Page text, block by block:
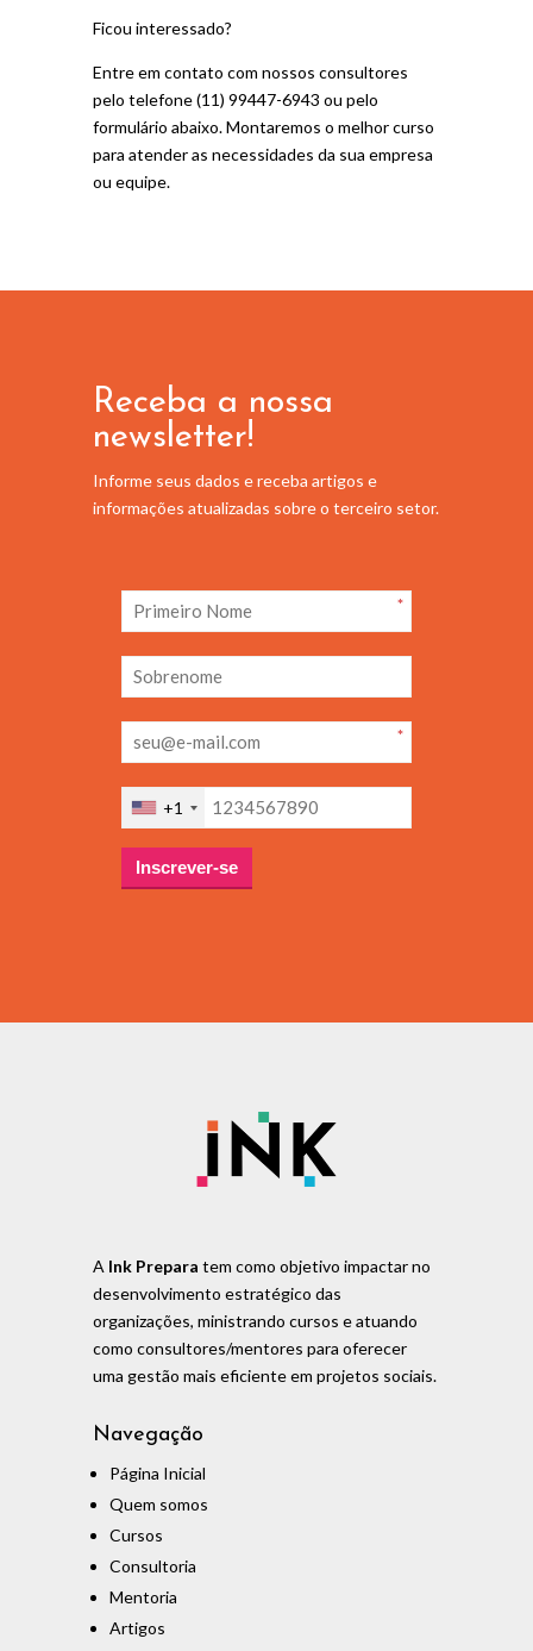
Ficou interessado?
Entre em contato com nossos consultores
pelo telefone (11) 99447-6943 ou pelo
formulário abaixo. Montaremos o melhor curso
para atender as necessidades da sua empresa
ou equipe.
Receba a nossa
newsletter!
Informe seus dados e receba artigos e
informações atualizadas sobre o terceiro setor.
*
*
+1
Inscrever-se
A Ink Prepara tem como objetivo impactar no
desenvolvimento estratégico das
organizações, ministrando cursos e atuando
como consultores/mentores para oferecer
uma gestão mais eficiente em projetos sociais.
Navegação
Página Inicial
Quem somos
Cursos
Consultoria
Mentoria
Artigos